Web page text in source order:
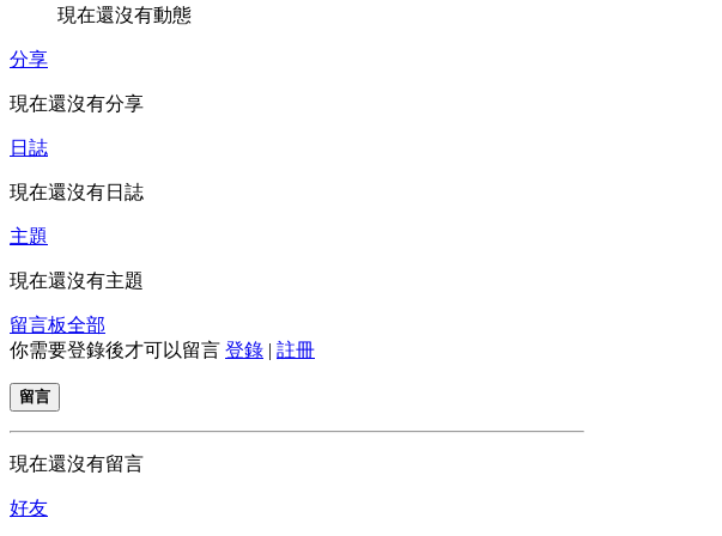
現在還沒有動態
分享
現在還沒有分享
日誌
現在還沒有日誌
主題
現在還沒有主題
留言板全部
你需要登錄後才可以留言 登錄 | 註冊
留言
現在還沒有留言
好友